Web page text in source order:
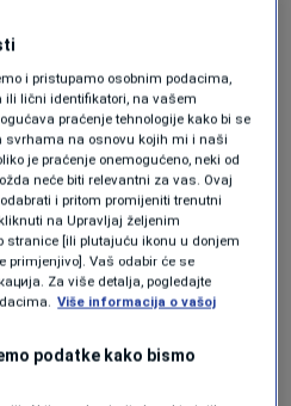
van Srbije, da li vas
u Sarajevo, to je bila
su me zvali da to
i ja sam smatrao da
Ne volim da govorim “u
sam jednom to rekao
i pristupamo osobnim podacima,
ili lični identifikatori, na vašem
praćenje tehnologije kako bi se
svrhama na osnovu kojih mi i naši
je praćenje onemogućeno, neki od
neće biti relevantni za vas. Ovaj
i pritom promijeniti trenutni
na Upravljaj željenim
stranice [ili plutajuću ikonu u donjem
primjenjivo]. Vaš odabir će se
Za više detalja, pogledajte
Više informacija o vašoj
podatke kako bismo